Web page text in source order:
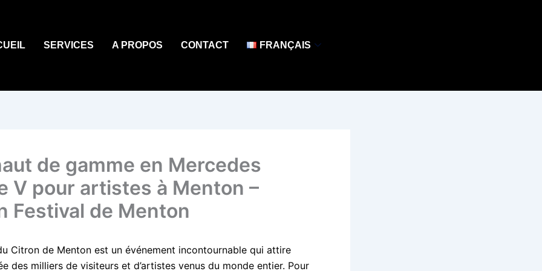
SERVICES A PROPOS CONTACT FRANÇAIS
de gamme en Mercedes
V pour artistes à Menton –
Festival de Menton
Citron de Menton est un événement incontournable qui attire
des milliers de visiteurs et d’artistes venus du monde entier. Pour